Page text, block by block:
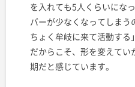
を入れても5人くらいにな
バーが少なくなってしまう
ちょく牟岐に来て活動する
だからこそ、形を変えて
期だと感じています。